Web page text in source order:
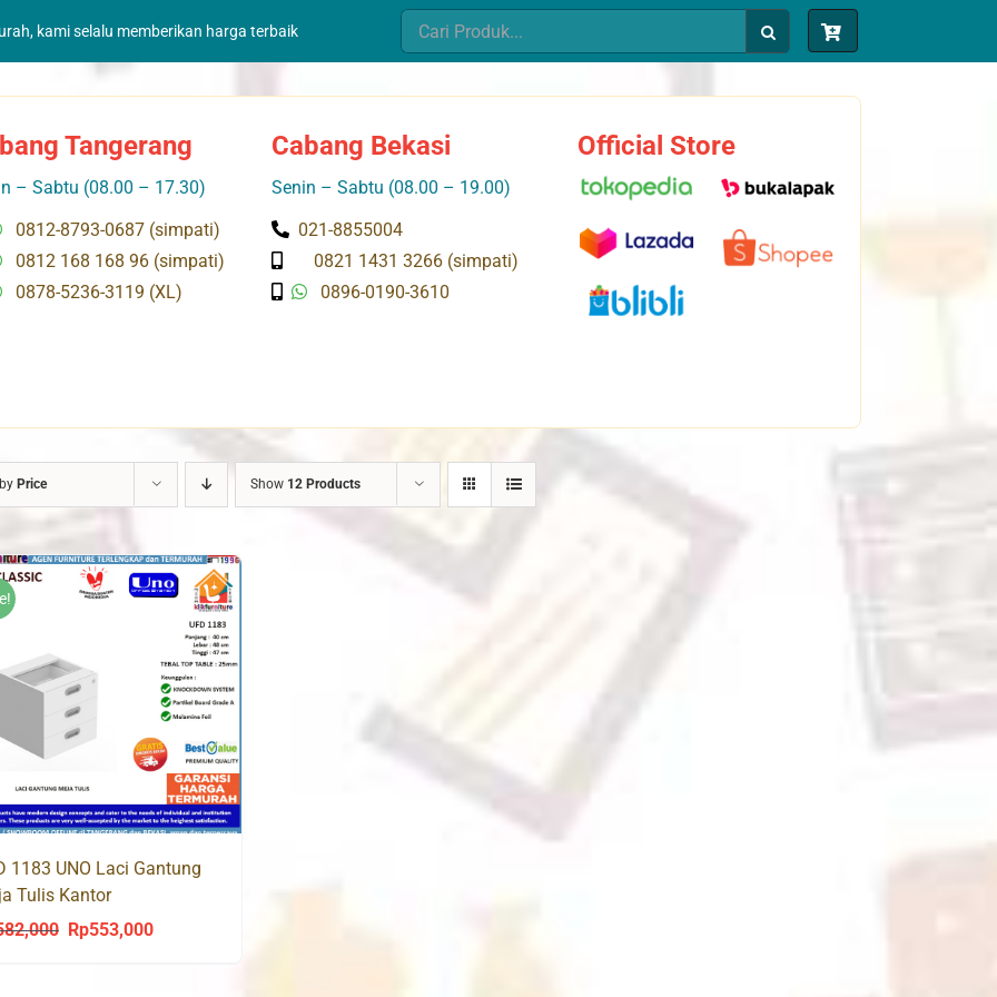
kami selalu memberikan harga terbaik
Search
for:
Tangerang
– Sabtu (08.00 – 17.30)
0812-8793-0687 (simpati)
0812 168 168 96 (simpati)
0878-5236-3119 (XL)
Cabang Bekasi
Senin – Sabtu (08.00 – 19.00)
021-8855004
0821 1431 3266 (simpati)
0896-0190-3610
Official Store
Price Show 12 Products
1183 UNO Laci Gantung
Tulis Kantor
Original
Rp553,000Current